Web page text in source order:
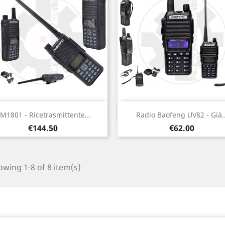
- Ricetrasmittente...
Price
€144.50
 Quick view Radio Baofeng UV82 -
Price
€62.00
Quick view
1-8 of 8 item(s)